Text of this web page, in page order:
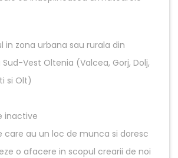
in zona urbana sau rurala din
Vest Oltenia (Valcea, Gorj, Dolj,
si Olt)
inactive
care au un loc de munca si doresc
o afacere in scopul crearii de noi